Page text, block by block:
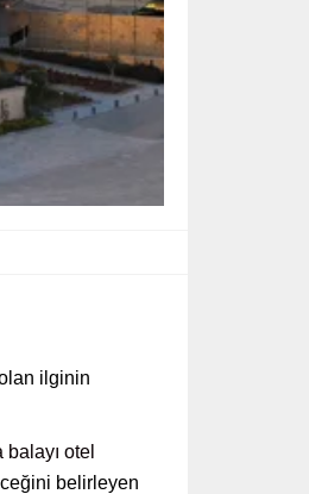
ilginin
otel
belirleyen